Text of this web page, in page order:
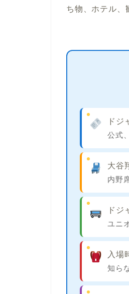
ち物、ホテル、
ドジ
公式
大谷
内野
ドジ
ユニ
入場
知ら